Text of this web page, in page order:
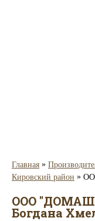
Главная »
Кировский район »
ООО
Богдана